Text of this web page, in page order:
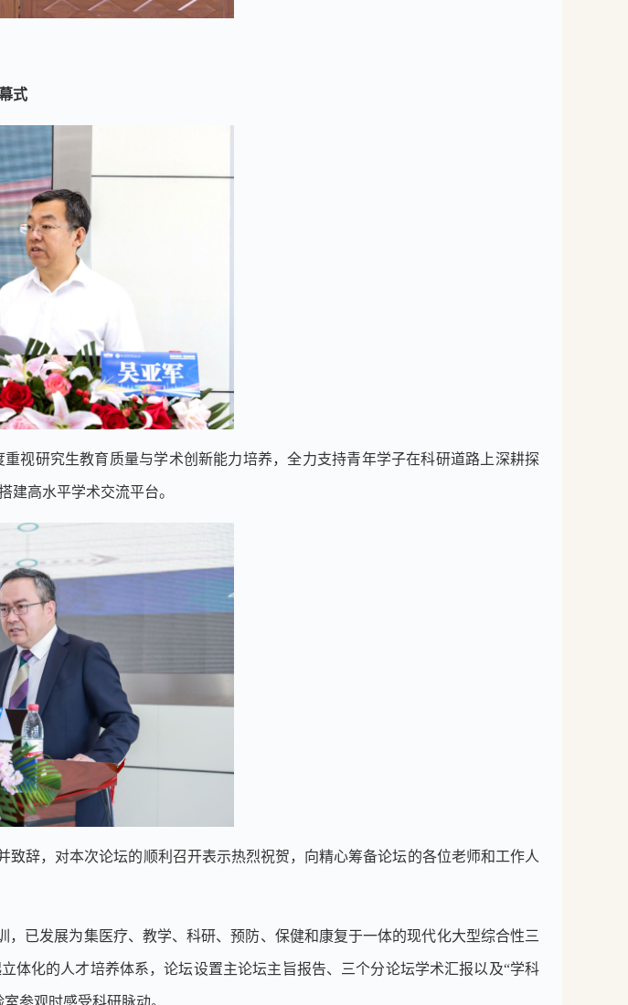
式
视研究生教育质量与学术创新能力培养，全力支持青年学子在科研道路上深耕探
建高水平学术交流平台。
辞，对本次论坛的顺利召开表示热烈祝贺，向精心筹备论坛的各位老师和工作人
，已发展为集医疗、教学、科研、预防、保健和康复于一体的现代化大型综合性三
体化的人才培养体系，论坛设置主论坛主旨报告、三个分论坛学术汇报以及“学科